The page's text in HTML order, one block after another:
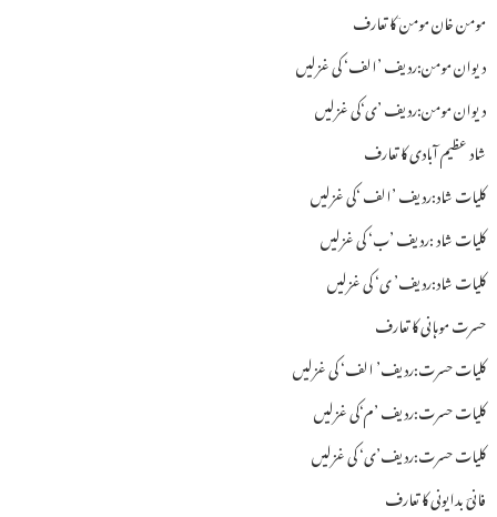
مومن خان مومن ؔکا تعارف
دیوان مومن:ردیف ’الف‘ کی غزلیں
دیوان مومن:ردیف ’ی‘کی غزلیں
شاد عظیم آبادی کا تعارف
کلیات شاد:ردیف ’الف ‘کی غزلیں
کلیات شاد :ردیف ’ب‘ کی غزلیں
کلیات شاد:ردیف’ ی‘ کی غزلیں
حسرت موہانی کا تعارف
کلیات حسرت:ردیف’ الف‘ کی غزلیں
کلیات حسرت:ردیف ’م‘کی غزلیں
کلیات حسرت:ردیف’ی‘ کی غزلیں
فانیؔ بدایونی کا تعارف